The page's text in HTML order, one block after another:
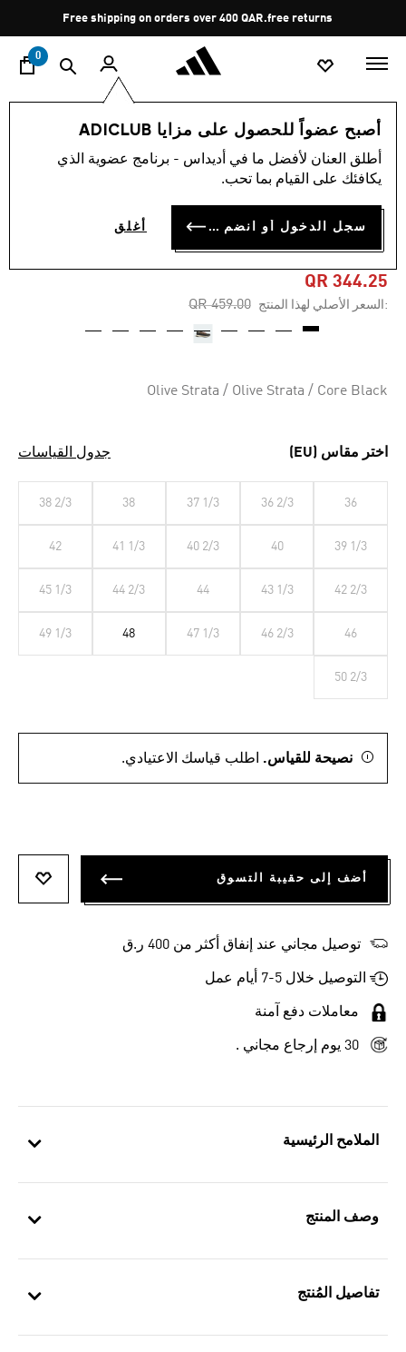
Pause
promotion
rotation
Free shipping on orders over 400 QAR.free returns
0
أصبح عضواً للحصول على مزايا ADICLUB
أطلق العنان لأفضل ما في أديداس - برنامج عضوية الذي
يكافئك على القيام بما تحب.
سجل الدخول أو انضم الآن أغلق
الملامح الرئيسية
وصف المنتج
تفاصيل المُنتج
الرجال أحذية
-25%
(488)
حذاء TERREX VOYAGER 21
TRAVEL
QR 344.25
:السعر الأصلي لهذا المنتج Price reduced from
QR 459.00
to
Olive Strata / Olive Strata / Core Black
اختر مقاس (EU) جدول القياسات
36
36 2/3
37 1/3
38
38 2/3
39 1/3
40
40 2/3
41 1/3
42
42 2/3
43 1/3
44
44 2/3
45 1/3
46
46 2/3
47 1/3
48
49 1/3
50 2/3
نصيحة للقياس. اطلب قياسك الاعتيادي.
أضف إلى حقيبة التسوق
توصيل مجاني عند إنفاق أكثر من 400 ر.ق
التوصيل خلال 5-7 أيام عمل
معاملات دفع آمنة